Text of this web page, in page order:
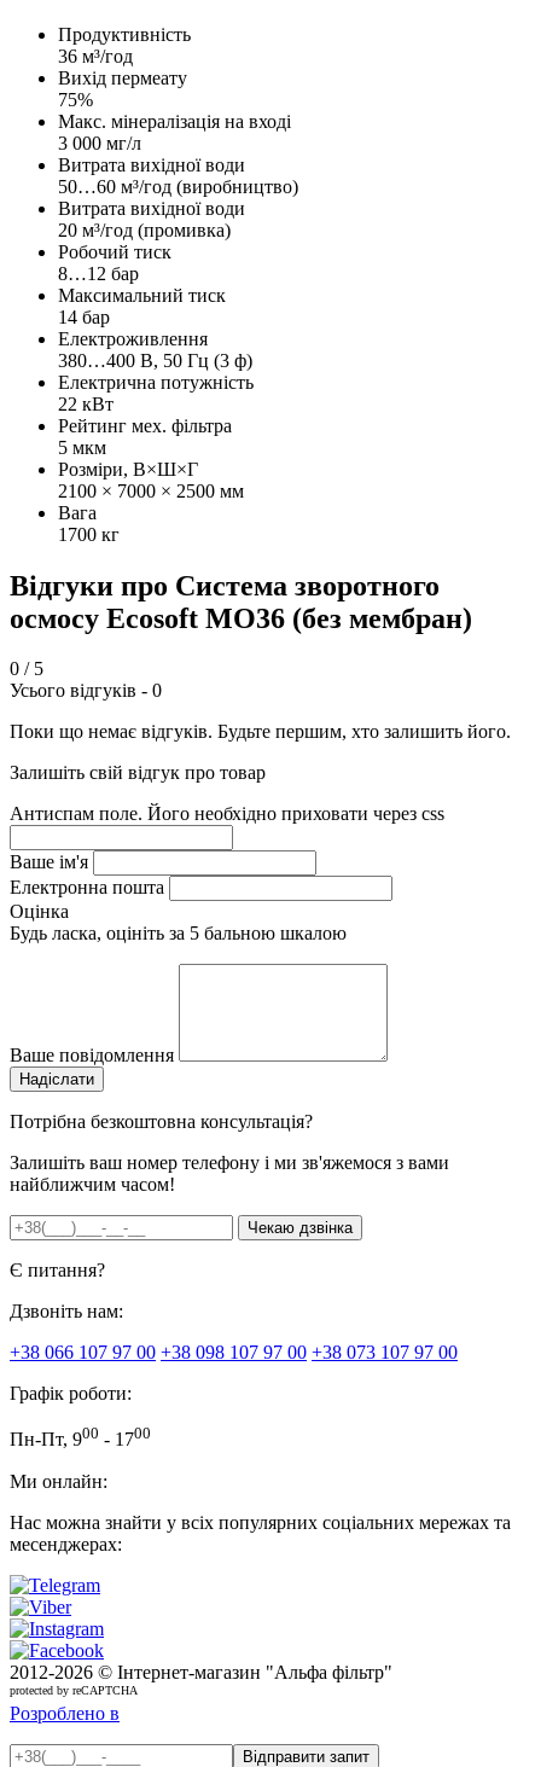
Продуктивність
36 м³/год
Вихід пермеату
75%
Макс. мінералізація на вході
3 000 мг/л
Витрата вихідної води
50…60 м³/год (виробництво)
Витрата вихідної води
20 м³/год (промивка)
Робочий тиск
8…12 бар
Максимальний тиск
14 бар
Електроживлення
380…400 В, 50 Гц (3 ф)
Електрична потужність
22 кВт
Рейтинг мех. фільтра
5 мкм
Розміри, В×Ш×Г
2100 × 7000 × 2500 мм
Вага
1700 кг
Відгуки про Система зворотного
осмосу Ecosoft MO36 (без мембран)
0 / 5
Усього відгуків - 0
Поки що немає відгуків. Будьте першим, хто залишить його.
Залишіть свій відгук про товар
Антиспам поле. Його необхідно приховати через css
Ваше ім'я
Електронна пошта
Оцінка
Будь ласка, оцініть за 5 бальною шкалою
Ваше повідомлення
Потрібна безкоштовна консультація?
Залишіть ваш номер телефону і ми зв'яжемося з вами
найближчим часом!
Є питання?
Дзвоніть нам:
+38 066 107 97 00 +38 098 107 97 00 +38 073 107 97 00
Графік роботи:
Пн-Пт, 900 - 1700
Ми онлайн:
Нас можна знайти у всіх популярних соціальних мережах та
месенджерах:
2012-2026 © Інтернет-магазин "Альфа фільтр"
protected by reCAPTCHA
Розроблено в